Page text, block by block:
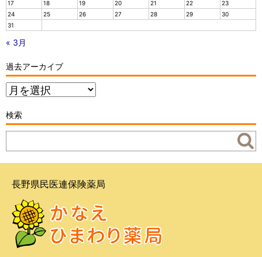
17 18 19 20 21 22
23
24
25 26 27 28 29
30
31
« 3月
過去アーカイブ
過
去
ア
ー
カ
検索
長野県民医連保険薬局